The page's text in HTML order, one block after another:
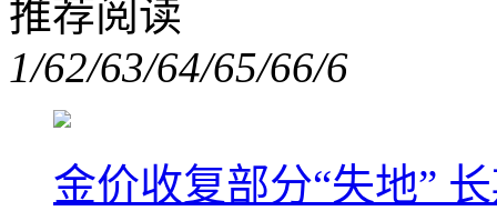
推荐阅读
1/62/63/64/65/66/6
金价收复部分“失地”